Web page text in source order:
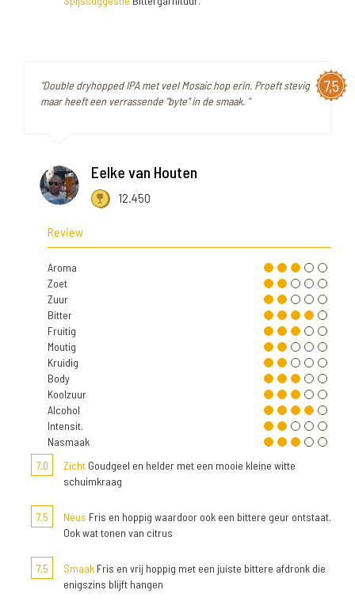
7,5
"Double dryhopped IPA met veel Mosaic hop erin. Proeft stevig
maar heeft een verrassende "byte" in de smaak. "
Eelke van Houten
12.450
Review
Aroma
Zoet
Zuur
Bitter
Fruitig
Moutig
Kruidig
Body
Koolzuur
Alcohol
Intensit.
Nasmaak
7,0
Zicht Goudgeel en helder met een mooie kleine witte
schuimkraag
7,5 Neus Fris en hoppig waardoor ook een bittere geur ontstaat.
Ook wat tonen van citrus
7,5 Smaak Fris en vrij hoppig met een juiste bittere afdronk die
enigszins blijft hangen